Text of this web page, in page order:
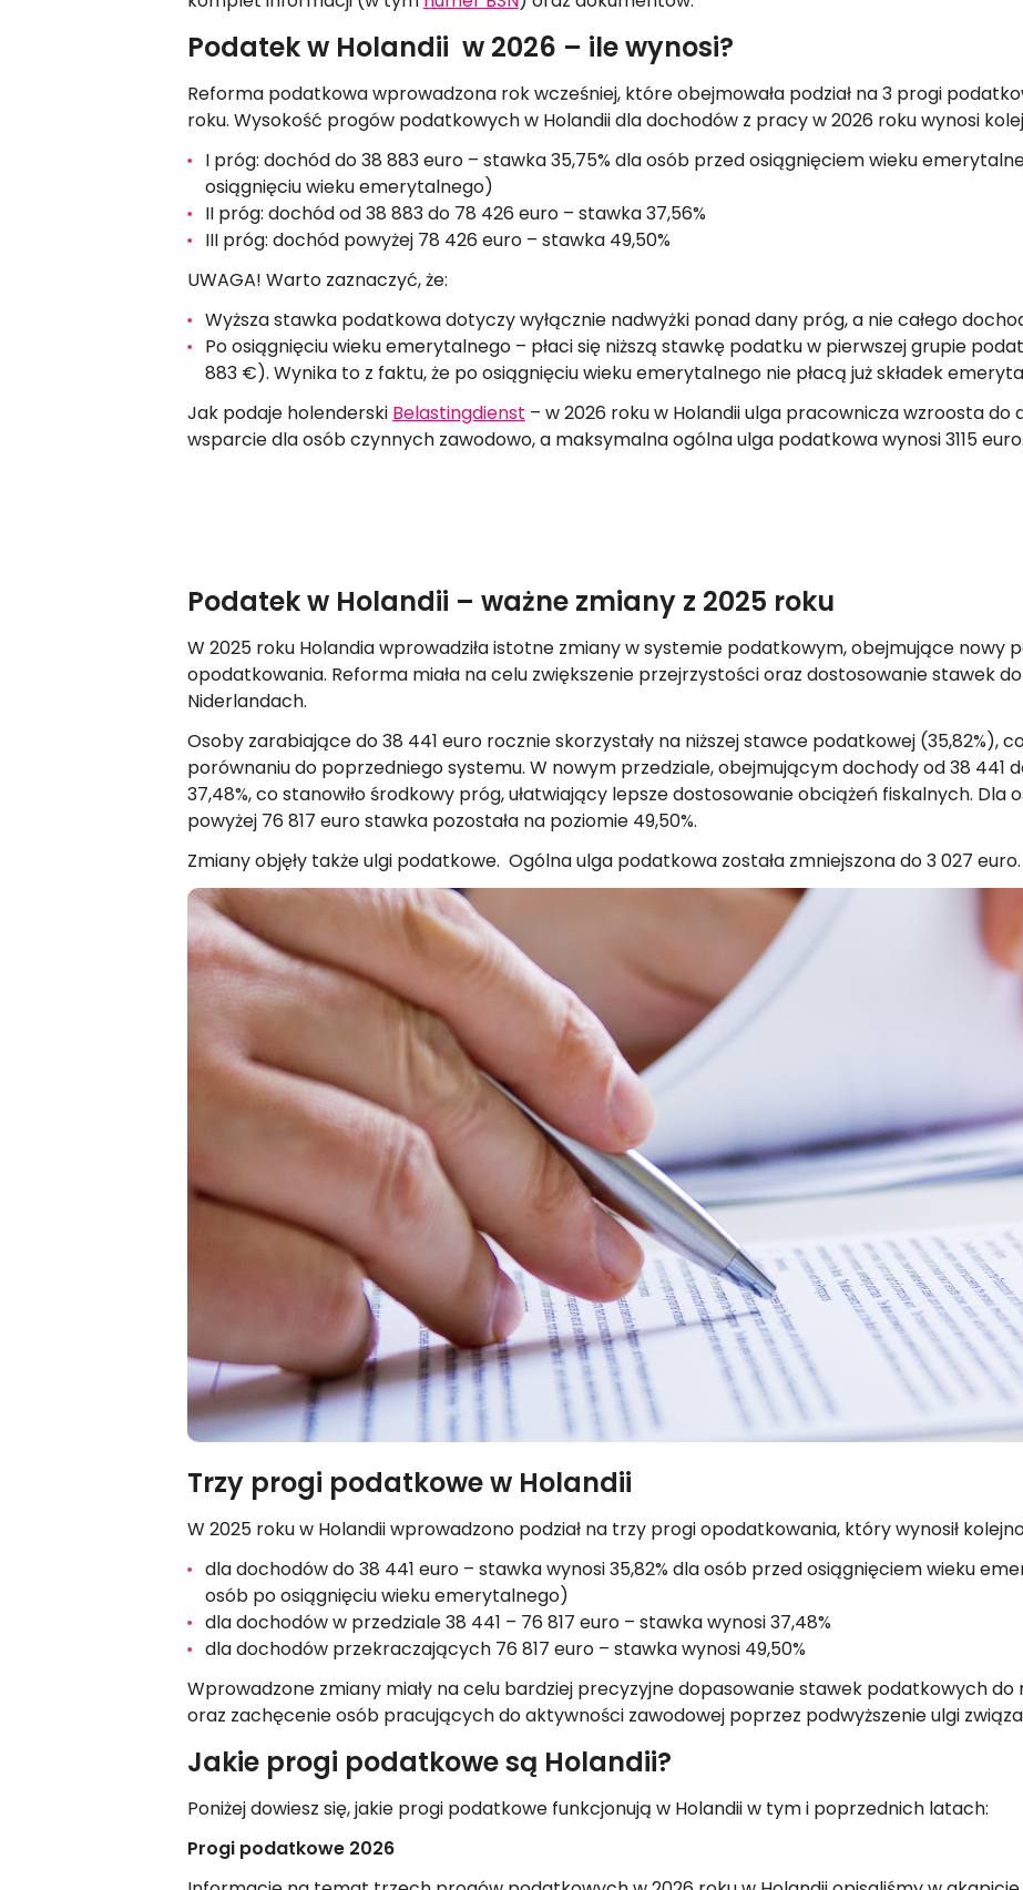
Podatek w Holandii w 2026 – ile wynosi?
Reforma podatkowa wprowadzona rok wcześniej, które obejmowała podział na 3 progi
roku. Wysokość progów podatkowych w Holandii dla dochodów z pracy w 2026 roku wynosi
I próg: dochód do 38 883 euro – stawka 35,75% dla osób przed osiągnięciem wieku
osiągnięciu wieku emerytalnego)
II próg: dochód od 38 883 do 78 426 euro – stawka 37,56%
III próg: dochód powyżej 78 426 euro – stawka 49,50%
UWAGA! Warto zaznaczyć, że:
Wyższa stawka podatkowa dotyczy wyłącznie nadwyżki ponad dany próg, a nie całego
Po osiągnięciu wieku emerytalnego – płaci się niższą stawkę podatku w pierwszej grupie
883 €). Wynika to z faktu, że po osiągnięciu wieku emerytalnego nie płacą już składek
Jak podaje holenderski Belastingdienst – w 2026 roku w Holandii ulga pracownicza wzroosta do
wsparcie dla osób czynnych zawodowo, a maksymalna ogólna ulga podatkowa wynosi 3115 euro.
Podatek w Holandii – ważne zmiany z 2025 roku
W 2025 roku Holandia wprowadziła istotne zmiany w systemie podatkowym, obejmujące nowy
opodatkowania. Reforma miała na celu zwiększenie przejrzystości oraz dostosowanie stawek
Niderlandach.
Osoby zarabiające do 38 441 euro rocznie skorzystały na niższej stawce podatkowej (35,82%),
porównaniu do poprzedniego systemu. W nowym przedziale, obejmującym dochody od 38 441
37,48%, co stanowiło środkowy próg, ułatwiający lepsze dostosowanie obciążeń fiskalnych.
powyżej 76 817 euro stawka pozostała na poziomie 49,50%.
Zmiany objęły także ulgi podatkowe. Ogólna ulga podatkowa została zmniejszona do 3 027 euro.
Trzy progi podatkowe w Holandii
W 2025 roku w Holandii wprowadzono podział na trzy progi opodatkowania, który wynosił
dla dochodów do 38 441 euro – stawka wynosi 35,82% dla osób przed osiągnięciem wieku
osób po osiągnięciu wieku emerytalnego)
dla dochodów w przedziale 38 441 – 76 817 euro – stawka wynosi 37,48%
dla dochodów przekraczających 76 817 euro – stawka wynosi 49,50%
Wprowadzone zmiany miały na celu bardziej precyzyjne dopasowanie stawek podatkowych
oraz zachęcenie osób pracujących do aktywności zawodowej poprzez podwyższenie ulgi
Jakie progi podatkowe są Holandii?
Poniżej dowiesz się, jakie progi podatkowe funkcjonują w Holandii w tym i poprzednich latach:
Progi podatkowe 2026